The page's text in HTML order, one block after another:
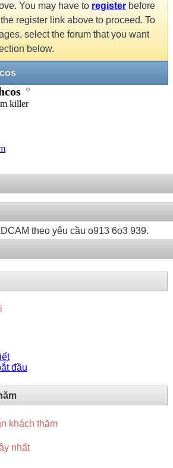
You may have to register before
register link above to proceed. To
select the forum that you want
below.
killer
theo yêu cầu o913 6o3 939.
đầu
khách thăm
nhất